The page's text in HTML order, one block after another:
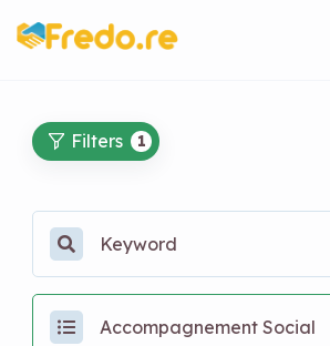
Filters 1
Accompagnement Social